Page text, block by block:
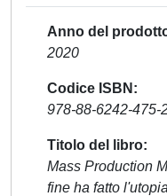
Anno del
2020
Codice ISBN
978-88-6242-475-
Titolo del libro
Mass Production
fine ha fatto